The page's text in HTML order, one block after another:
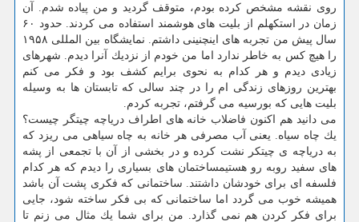
روی نقشه مشخص كرده بودم، متوقف گردید و من پیاده شدم. آن
زمان در استكهلم از بلیت های هوشمند استفاده می كردند. حدود ۶۰
سال پیش من تجربه های اینچنینی داشتم. نمایشگاه بین المللی ۱۹۵۸
را هیچ كس به خاطر ندارد اما من خودم از نزدیك آنرا دیدم. شهرهای
زیادی دیدم و هر كدام به نحوی برایم كشف بود و فكر می كنم
بهترین روزهای زندگی ام را در چند سالی كه تابستان ها به وسیله
بلیت هایی كه بورسیه می گرفتم، تجربه كردم.
می دانید هم اكنون فاضلاب خانه های اطراف دریاچه چیتگر چیست؟
یك چاه سیاه. یعنی آب مصرفی هر خانه به چاه سیاهی می ریزد كه
به دریاچه ی چیتكر نشت كرده و در بخشی از آن با تجمعی از پشه
های سفید روبه رو هستیمساختمان های بسیاری را دیدم كه هر كدام
فلسفه ای برای خودشان داشتند. ساختمانی كه فكری پشت آن باشد
همیشه خوب می گردد اما ساختمانی كه بی فكر ساخته شود، جایی
برای فكر كردن هم نمی گذارد. من برای شما یك مثال می زنم تا